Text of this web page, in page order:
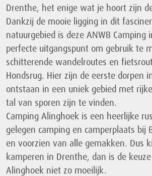
Drenthe, het enige wat je hoort zijn
Dankzij de mooie ligging in dit
natuurgebied is deze ANWB Camping
perfecte uitgangspunt om gebruik te
schitterende wandelroutes en
Hondsrug. Hier zijn de eerste dorpen
ontstaan in een uniek gebied met
tal van sporen zijn te vinden.
Camping Alinghoek is een heerlijke
gelegen camping en camperplaats bij
en voorzien van alle gemakken. Dus
kamperen in Drenthe, dan is de
Alinghoek niet zo moeilijk.